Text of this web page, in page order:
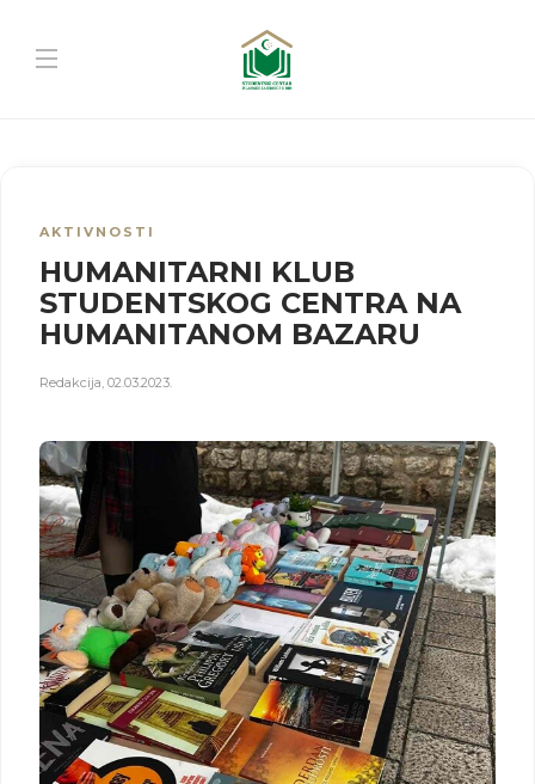
AKTIVNOSTI
HUMANITARNI KLUB
STUDENTSKOG CENTRA NA
HUMANITANOM BAZARU
Redakcija, 02.03.2023.